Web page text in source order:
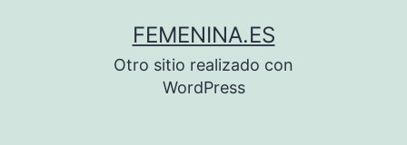
FEMENINA.ES
Otro sitio realizado con
WordPress